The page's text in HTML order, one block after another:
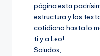
página esta
estructura y los
cotidiano hasta lo
ti y a Leo!
Saludos,